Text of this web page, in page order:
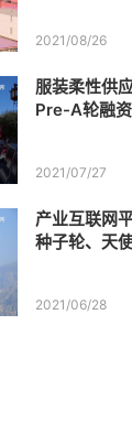
2021/08/26
服装柔性供
Pre-A轮融
2021/07/27
产业互联网
种子轮、天
2021/06/28